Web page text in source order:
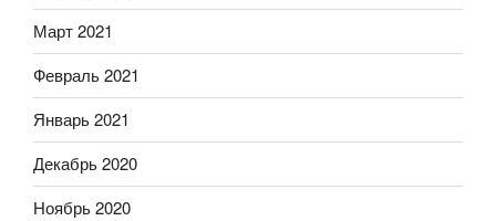
Март 2021
Февраль 2021
Январь 2021
Декабрь 2020
Ноябрь 2020